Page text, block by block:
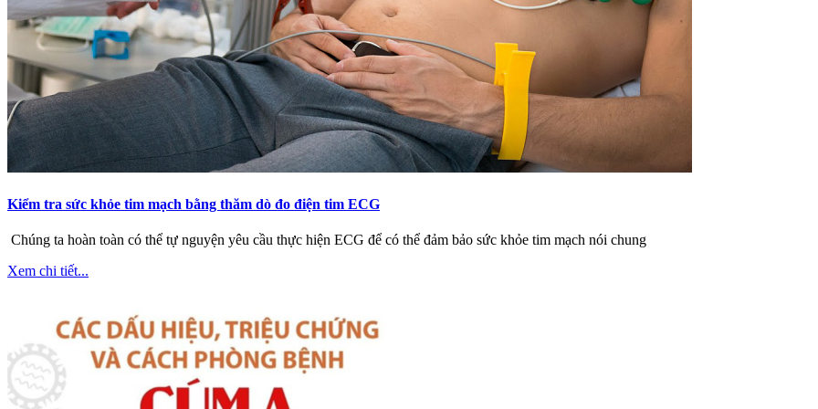
Kiểm tra sức khỏe tim mạch bằng thăm dò đo điện tim ECG
Chúng ta hoàn toàn có thể tự nguyện yêu cầu thực hiện ECG để có thể đảm bảo sức khỏe tim mạch nói chung
Xem chi tiết...